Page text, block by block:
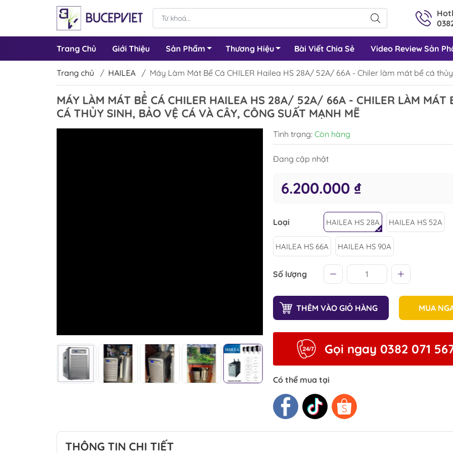
Trang Chủ Giới Thiệu Sản Phẩm Thương Hiệu Bài Viết Chia Sẻ Video Review Sản
Trang chủ / HAILEA / Máy Làm Mát Bể Cá CHILER Hailea HS 28A/ 52A/ 66A - Chiler làm mát bể cá
MÁY LÀM MÁT BỂ CÁ CHILER HAILEA HS 28A/ 52A/ 66A - CHILER LÀM MÁT
CÁ THỦY SINH, BẢO VỆ CÁ VÀ CÂY, CÔNG SUẤT MẠNH MẼ
Tình trạng: Còn hàng
Đang cập nhật
6.200.000 ₫
Loại HAILEA HS 28A HAILEA HS 52A
HAILEA HS 66A HAILEA HS 90A
Số lượng
THÊM VÀO GIỎ HÀNG MUA
Gọi ngay 0382 071
Có thể mua tại
THÔNG TIN CHI TIẾT